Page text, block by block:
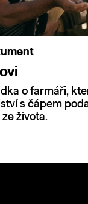
o farmáři,
s čápem
života.